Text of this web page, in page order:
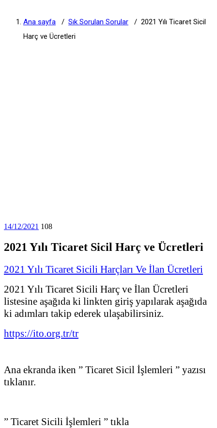
Ana sayfa / Sık Sorulan Sorular / 2021 Yılı Ticaret Sicil
Harç ve Ücretleri
14/12/2021 108
2021 Yılı Ticaret Sicil Harç ve Ücretleri
2021 Yılı Ticaret Sicili Harçları Ve İlan Ücretleri
2021 Yılı Ticaret Sicili Harç ve İlan Ücretleri
listesine aşağıda ki linkten giriş yapılarak aşağıda
ki adımları takip ederek ulaşabilirsiniz.
https://ito.org.tr/tr
Ana ekranda iken ” Ticaret Sicil İşlemleri ” yazısı
tıklanır.
” Ticaret Sicili İşlemleri ” tıkla